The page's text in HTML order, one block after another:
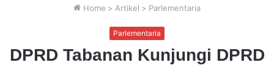
Home > Artikel > Parlementaria
Parlementaria
DPRD Tabanan Kunjungi DPRD